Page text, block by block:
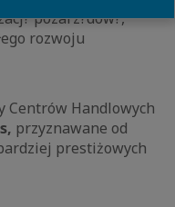
pozarz?dow?,
rozwoju
Centrów Handlowych
przyznawane od
prestiżowych